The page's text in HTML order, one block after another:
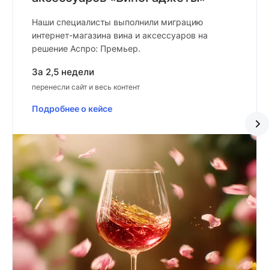
Наши специалисты выполнили миграцию
интернет-магазина вина и аксессуаров на
решение Аспро: Премьер.
За 2,5 недели
перенесли сайт и весь контент
Подробнее о кейсе